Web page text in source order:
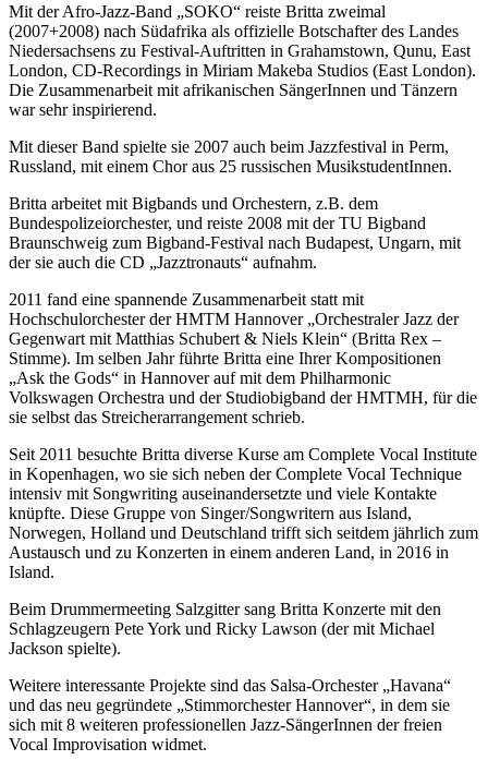
Mit der Afro-Jazz-Band „SOKO“ reiste Britta zweimal
(2007+2008) nach Südafrika als offizielle Botschafter des Landes
Niedersachsens zu Festival-Auftritten in Grahamstown, Qunu, East
London, CD-Recordings in Miriam Makeba Studios (East London).
Die Zusammenarbeit mit afrikanischen SängerInnen und Tänzern
war sehr inspirierend.
Mit dieser Band spielte sie 2007 auch beim Jazzfestival in Perm,
Russland, mit einem Chor aus 25 russischen MusikstudentInnen.
Britta arbeitet mit Bigbands und Orchestern, z.B. dem
Bundespolizeiorchester, und reiste 2008 mit der TU Bigband
Braunschweig zum Bigband-Festival nach Budapest, Ungarn, mit
der sie auch die CD „Jazztronauts“ aufnahm.
2011 fand eine spannende Zusammenarbeit statt mit
Hochschulorchester der HMTM Hannover „Orchestraler Jazz der
Gegenwart mit Matthias Schubert & Niels Klein“ (Britta Rex –
Stimme). Im selben Jahr führte Britta eine Ihrer Kompositionen
„Ask the Gods“ in Hannover auf mit dem Philharmonic
Volkswagen Orchestra und der Studiobigband der HMTMH, für die
sie selbst das Streicherarrangement schrieb.
Seit 2011 besuchte Britta diverse Kurse am Complete Vocal Institute
in Kopenhagen, wo sie sich neben der Complete Vocal Technique
intensiv mit Songwriting auseinandersetzte und viele Kontakte
knüpfte. Diese Gruppe von Singer/Songwritern aus Island,
Norwegen, Holland und Deutschland trifft sich seitdem jährlich zum
Austausch und zu Konzerten in einem anderen Land, in 2016 in
Island.
Beim Drummermeeting Salzgitter sang Britta Konzerte mit den
Schlagzeugern Pete York und Ricky Lawson (der mit Michael
Jackson spielte).
Weitere interessante Projekte sind das Salsa-Orchester „Havana“
und das neu gegründete „Stimmorchester Hannover“, in dem sie
sich mit 8 weiteren professionellen Jazz-SängerInnen der freien
Vocal Improvisation widmet.